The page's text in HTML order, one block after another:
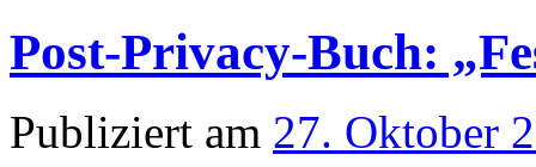
Post-Privacy-Buch:
Publiziert am 27. Oktober